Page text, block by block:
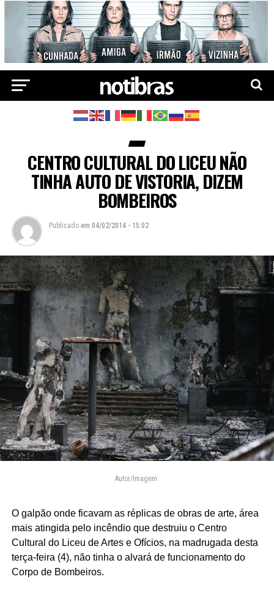
CENTRO CULTURAL DO LICEU NÃO
TINHA AUTO DE VISTORIA, DIZEM
BOMBEIROS
Publicado em 04/02/2014 - 15:02
Autor/Imagem:
O galpão onde ficavam as réplicas de obras de arte, área
mais atingida pelo incêndio que destruiu o Centro
Cultural do Liceu de Artes e Ofícios, na madrugada desta
terça-feira (4), não tinha o alvará de funcionamento do
Corpo de Bombeiros.